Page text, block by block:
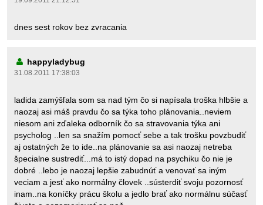
dnes sest rokov bez zvracania
happyladybug
31.08.2011 17:38:03
ladida zamýšľala som sa nad tým čo si napísala troška hlbšie a
naozaj asi máš pravdu čo sa týka toho plánovania..neviem
niesom ani zďaleka odborník čo sa stravovania týka ani
psycholog ..len sa snažím pomocť sebe a tak trošku povzbudiť
aj ostatných že to ide..na plánovanie sa asi naozaj netreba
špecialne sustrediť...má to istý dopad na psychiku čo nie je
dobré ..lebo je naozaj lepšie zabudnúť a venovať sa iným
veciam a jesť ako normálny človek ..sústerdiť svoju pozornosť
inam..na koníčky prácu školu a jedlo brať ako normálnu súčasť